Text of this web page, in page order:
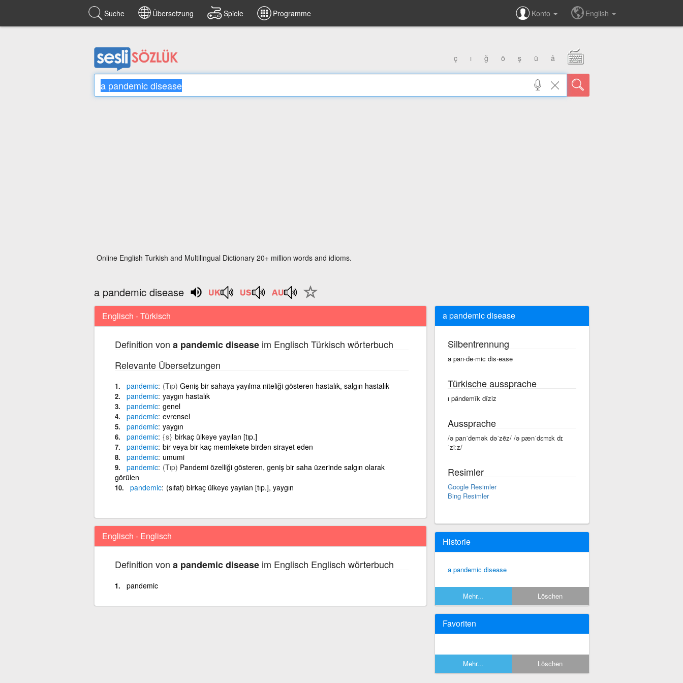
Suche Übersetzung Spiele Programme Konto English
ç ı ğ ö ş ü â
Online English Turkish and Multilingual Dictionary 20+ million words and idioms.
a pandemic disease
Englisch - Türkisch
Definition von a pandemic diseaseim Englisch Türkisch wörterbuch
Relevante Übersetzungen
pandemic (Tıp) Geniş bir sahaya yayılma niteliği gösteren hastalık, salgın hastalık
pandemic yaygın hastalık
pandemic genel
pandemic evrensel
pandemic yaygın
pandemic {s} birkaç ülkeye yayılan [tıp.]
pandemic bir veya bir kaç memlekete birden sirayet eden
pandemic umumi
pandemic (Tıp) Pandemi özelliği gösteren, geniş bir saha üzerinde salgın olarak
görülen
pandemic (sıfat) birkaç ülkeye yayılan [tıp.], yaygın
Englisch - Englisch
Definition von a pandemic diseaseim Englisch Englisch wörterbuch
pandemic
a pandemic disease
Silbentrennung
a pan·de·mic dis·ease
Türkische aussprache
ı pändemîk dîziz
Aussprache
/ə panˈdemək dəˈzēz/ /ə pænˈdɛmɪk dɪ
ˈziːz/
Resimler
Google Resimler
Bing Resimler
Historie
a pandemic disease
Mehr... Löschen
Favoriten
Mehr... Löschen